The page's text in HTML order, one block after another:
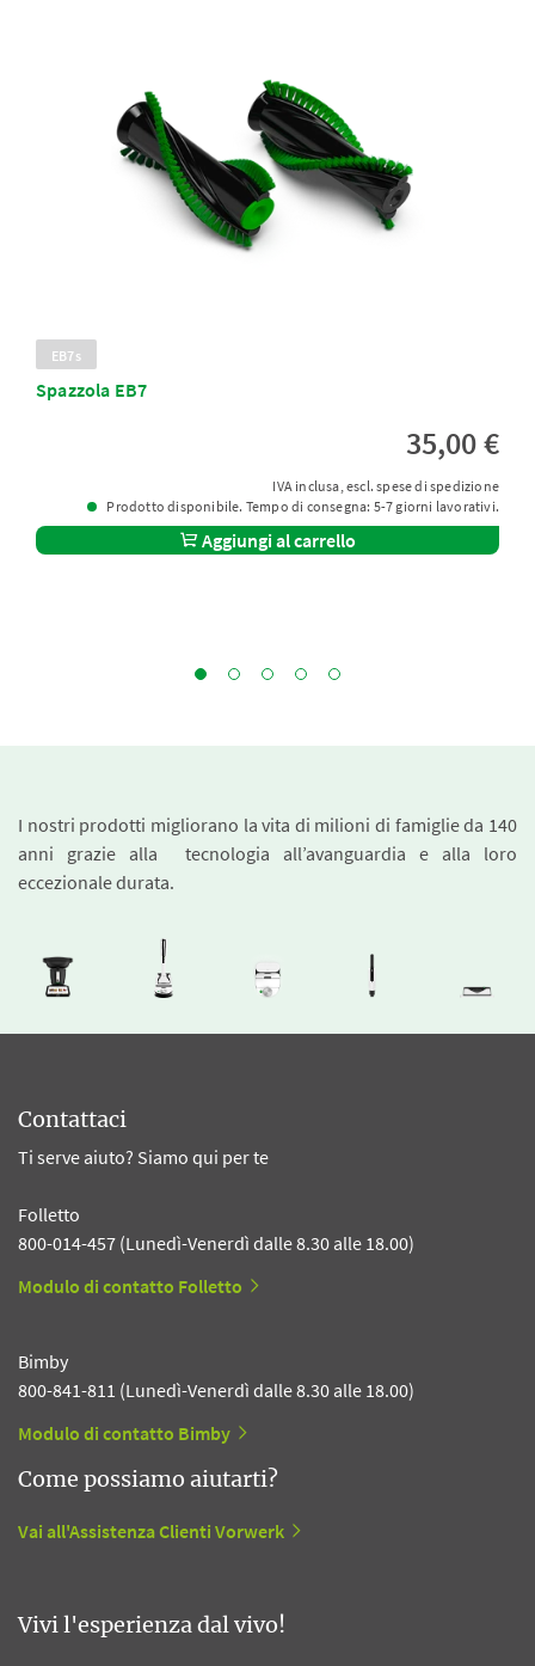
EB7s
Spazzola EB7
35,00 €
IVA inclusa, escl. spese di spedizione
Prodotto disponibile. Tempo di consegna: 5-7 giorni lavorativi.
Aggiungi al carrello
I nostri prodotti migliorano la vita di milioni di famiglie da 140
anni grazie alla tecnologia all’avanguardia e alla loro
eccezionale durata.
Contattaci
Ti serve aiuto? Siamo qui per te
Folletto
800-014-457 (Lunedì-Venerdì dalle 8.30 alle 18.00)
Modulo di contatto Folletto
Bimby
800-841-811 (Lunedì-Venerdì dalle 8.30 alle 18.00)
Modulo di contatto Bimby
Come possiamo aiutarti?
Vai all'Assistenza Clienti Vorwerk
Vivi l'esperienza dal vivo!